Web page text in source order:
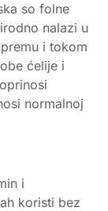
so folne
nalazi u
i tokom
ćelije i
normalnoj
i
koristi bez